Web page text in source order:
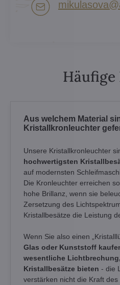
Häufige
Aus welchem Material
Kristallkronleuchter
Unsere Kristallkronleuchter
hochwertigsten
auf modernsten
Die Kronleuchter erreichen
hohe Brillanz, wenn sie
Zersetzung des
Kristallbesätze die Leistung
Wenn Sie also einen
Glas oder Kunststoff
wesentliche
Kristallbesätze bieten - die
verstärken nicht die Kraft